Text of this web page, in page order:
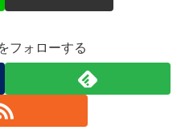
フォローする